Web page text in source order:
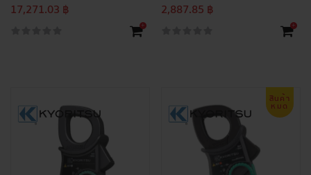
17,271.03 ฿
+
2,887.85 ฿
+
สินค้า
หมด